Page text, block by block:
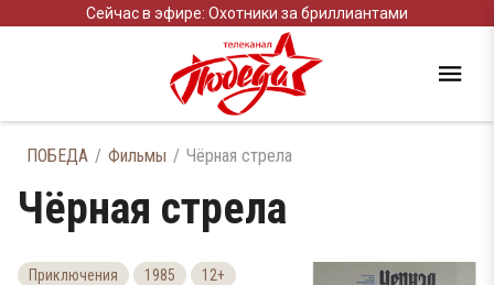
Сейчас в эфире: Охотники за бриллиантами
ПОБЕДА Фильмы Чёрная стрела
Чёрная стрела
Приключения 1985 12+